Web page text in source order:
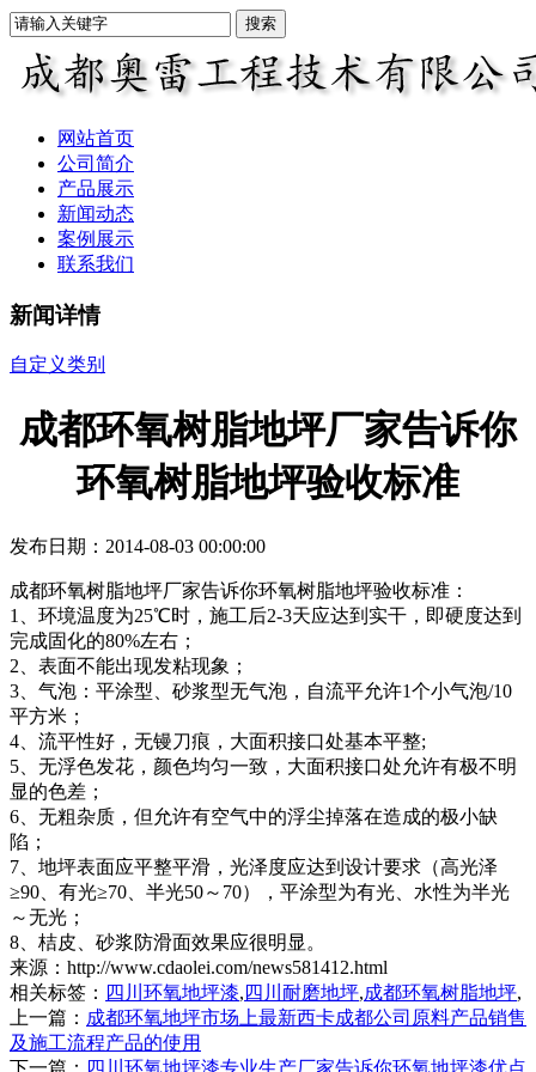
网站首页
公司简介
产品展示
新闻动态
案例展示
联系我们
新闻详情
自定义类别
成都环氧树脂地坪厂家告诉你
环氧树脂地坪验收标准
发布日期：2014-08-03 00:00:00
成都环氧树脂地坪厂家告诉你环氧树脂地坪验收标准：
1、环境温度为25℃时，施工后2-3天应达到实干，即硬度达到
完成固化的80%左右；
2、表面不能出现发粘现象；
3、气泡：平涂型、砂浆型无气泡，自流平允许1个小气泡/10
平方米；
4、流平性好，无镘刀痕，大面积接口处基本平整;
5、无浮色发花，颜色均匀一致，大面积接口处允许有极不明
显的色差；
6、无粗杂质，但允许有空气中的浮尘掉落在造成的极小缺
陷；
7、地坪表面应平整平滑，光泽度应达到设计要求（高光泽
≥90、有光≥70、半光50～70），平涂型为有光、水性为半光
～无光；
8、桔皮、砂浆防滑面效果应很明显。
来源：http://www.cdaolei.com/news581412.html
相关标签： 四川环氧地坪漆, 四川耐磨地坪,成都环氧树脂地坪,
上一篇： 成都环氧地坪市场上最新西卡成都公司原料产品销售
及施工流程产品的使用